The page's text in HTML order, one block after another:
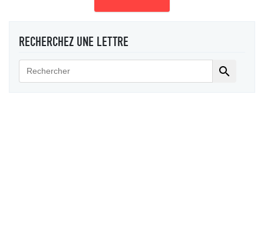
RECHERCHEZ UNE LETTRE
